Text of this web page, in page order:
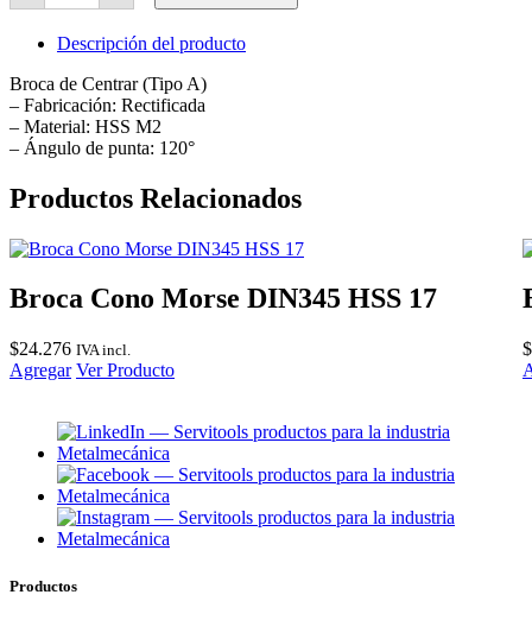
Centrar
(Tipo
A)
3,15x8
cantidad
Descripción del producto
Broca de Centrar (Tipo A)
– Fabricación: Rectificada
– Material: HSS M2
– Ángulo de punta: 120°
Productos Relacionados
Broca Cono Morse DIN345 HSS 17
$24.276 IVA incl.
Agregar Ver Producto
$
Productos